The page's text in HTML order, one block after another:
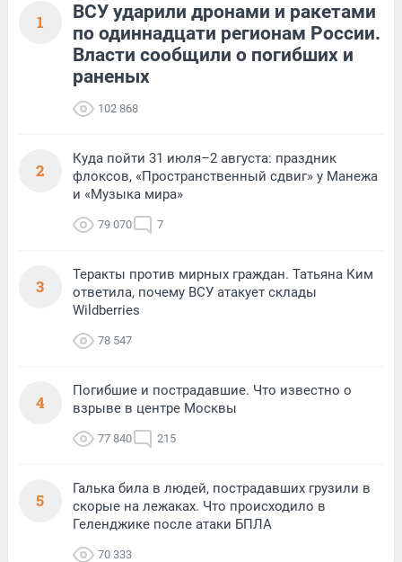
1
ВСУ ударили дронами и ракетами
по одиннадцати регионам России.
Власти сообщили о погибших и
раненых
102 868
2
Куда пойти 31 июля–2 августа: праздник
флоксов, «Пространственный сдвиг» у Манежа
и «Музыка мира»
79 070 7
3
Теракты против мирных граждан. Татьяна Ким
ответила, почему ВСУ атакует склады
Wildberries
78 547
4
Погибшие и пострадавшие. Что известно о
взрыве в центре Москвы
77 840 215
5
Галька била в людей, пострадавших грузили в
скорые на лежаках. Что происходило в
Геленджике после атаки БПЛА
70 333